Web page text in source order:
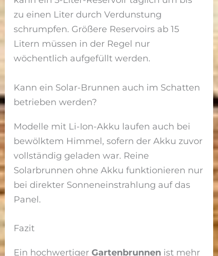
zu einen Liter durch Verdunstung
schrumpfen. Größere Reservoirs ab 15
Litern müssen in der Regel nur
wöchentlich aufgefüllt werden.
Kann ein Solar-Brunnen auch im Schatten
betrieben werden?
Modelle mit Li-Ion-Akku laufen auch bei
bewölktem Himmel, sofern der Akku zuvor
vollständig geladen war. Reine
Solarbrunnen ohne Akku funktionieren nur
bei direkter Sonneneinstrahlung auf das
Panel.
Fazit
Ein hochwertigerGartenbrunnen ist mehr